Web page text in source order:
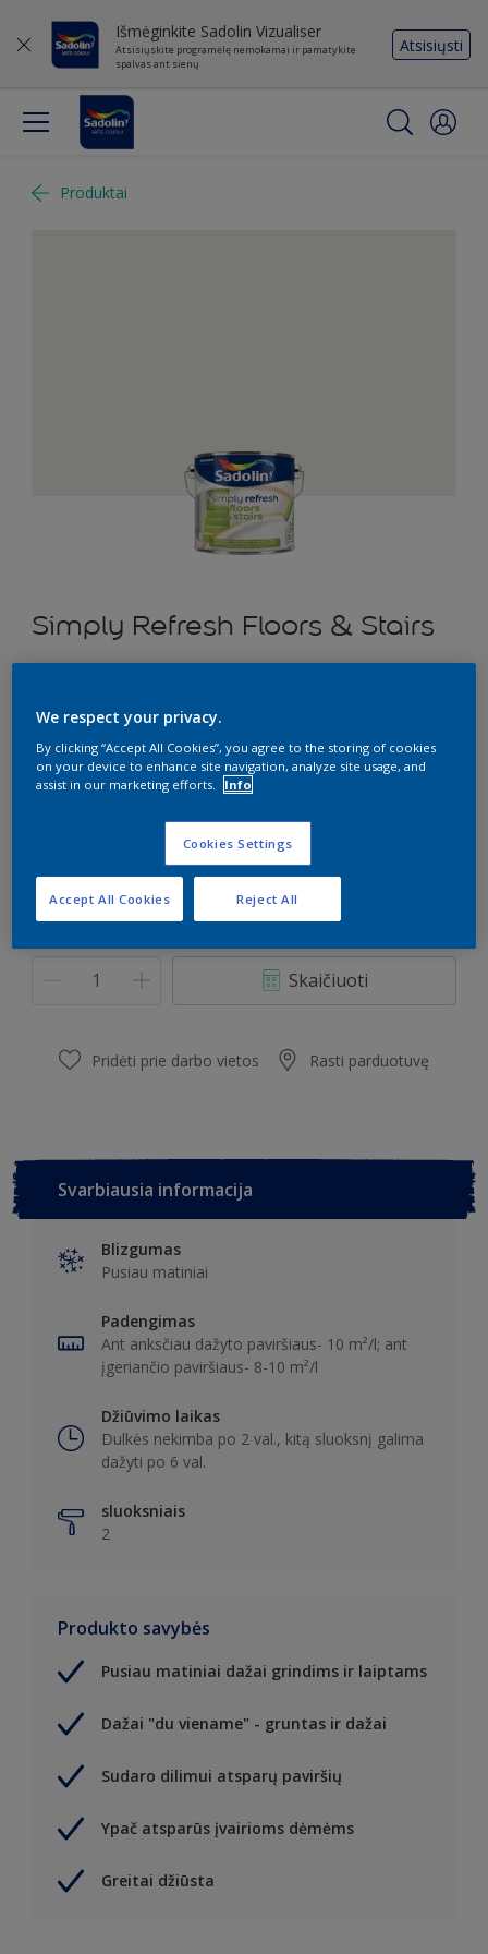
Išmėginkite Sadolin Vizualiser
Atsisiųskite programėlę nemokamai ir pamatykite
spalvas ant sienų
Atsisiųsti
Produktai
Simply Refresh Floors & Stairs
HN.02.88
Pakeisti spalvą
0.9 L 2.5 L
Skaičiuoti
Pridėti prie darbo vietos Rasti parduotuvę
Svarbiausia informacija
Blizgumas
Pusiau matiniai
Padengimas
Ant anksčiau dažyto paviršiaus- 10 m²/l; ant
įgeriančio paviršiaus- 8-10 m²/l
Džiūvimo laikas
Dulkės nekimba po 2 val., kitą sluoksnį galima
dažyti po 6 val.
sluoksniais
2
Produkto savybės
Pusiau matiniai dažai grindims ir laiptams
Dažai "du viename" - gruntas ir dažai
Sudaro dilimui atsparų paviršių
Ypač atsparūs įvairioms dėmėms
Greitai džiūsta
We respect your privacy.
By clicking “Accept All Cookies”, you agree to the storing of cookies
on your device to enhance site navigation, analyze site usage, and
assist in our marketing efforts.
Info
Cookies Settings
Reject All
Accept All Cookies